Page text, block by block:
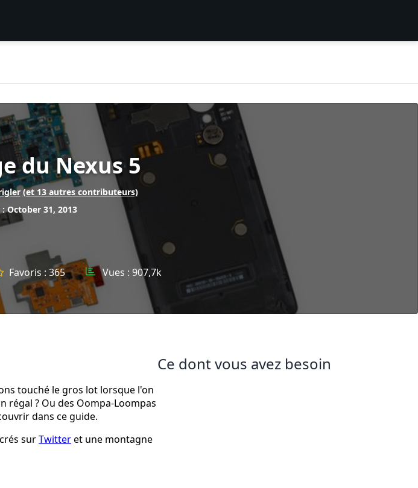
du Nexus 5
(et 13 autres contributeurs)
October 31, 2013
Favoris : 365 Vues : 907,7k
touché le gros lot lorsque l'on
régal ? Ou des Oompa-Loompas
dans ce guide.
surTwitteret une montagne
Ce dont vous avez besoin